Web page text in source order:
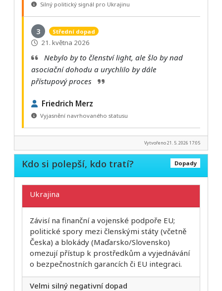
Silný politický signál pro Ukrajinu
3 Střední dopad
21. května 2026
Nebylo by to členství light, ale šlo by nad
asociační dohodu a urychlilo by dále
přístupový proces
Friedrich Merz
Vyjasnění navrhovaného statusu
Vytvořeno 21. 5. 2026 17:05
Dopady
Kdo si polepší, kdo tratí?
Ukrajina
Závisí na finanční a vojenské podpoře EU;
politické spory mezi členskými státy (včetně
Česka) a blokády (Maďarsko/Slovensko)
omezují přístup k prostředkům a vyjednávání
o bezpečnostních garancích či EU integraci.
Velmi silný negativní dopad